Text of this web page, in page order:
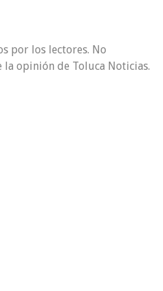
por los lectores. No
la opinión de Toluca Noticias.